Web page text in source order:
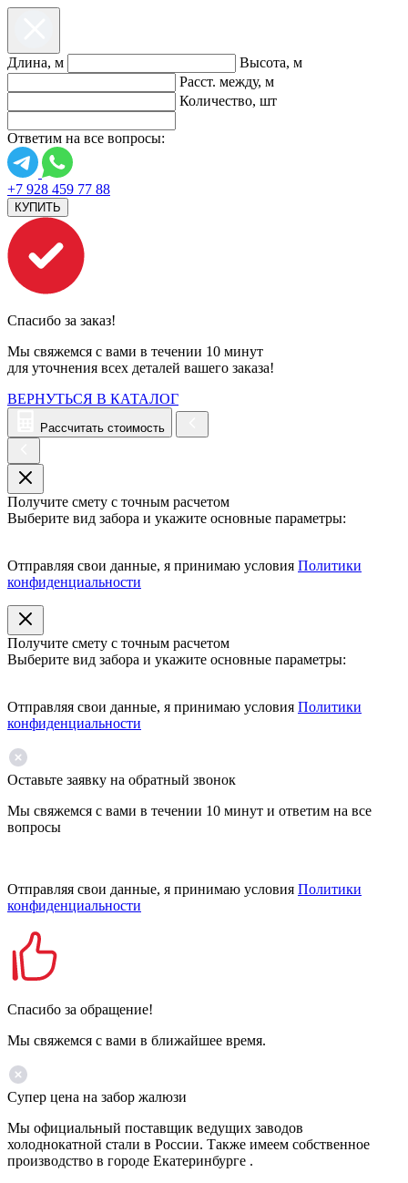
Длина, м
Высота, м
Расст. между, м
Количество, шт
Ответим на все вопросы:
+7 928 459 77 88
КУПИТЬ
Спасибо за заказ!
Мы свяжемся с вами в течении 10 минут
для уточнения всех деталей вашего заказа!
ВЕРНУТЬСЯ В КАТАЛОГ
Рассчитать стоимость
Получите смету с точным расчетом
Выберите вид забора и укажите основные параметры:
Отправляя свои данные, я принимаю условия Политики
конфиденциальности
Получите смету с точным расчетом
Выберите вид забора и укажите основные параметры:
Отправляя свои данные, я принимаю условия Политики
конфиденциальности
Оставьте заявку на обратный звонок
Мы свяжемся с вами в течении 10 минут и ответим на все
вопросы
Отправляя свои данные, я принимаю условия Политики
конфиденциальности
Спасибо за обращение!
Мы свяжемся с вами в ближайшее время.
Супер цена на забор жалюзи
Мы официальный поставщик ведущих заводов
холоднокатной стали в России. Также имеем собственное
производство в городе Екатеринбурге .